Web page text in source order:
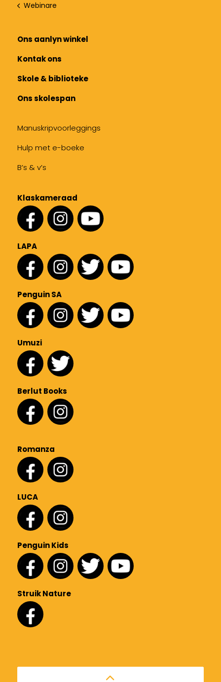
Webinare
Ons aanlyn winkel
Kontak ons
Skole & biblioteke
Ons skolespan
Manuskripvoorleggings
Hulp met e-boeke
B’s & v’s
Klaskameraad
LAPA
Penguin SA
Umuzi
Berlut Books
Romanza
LUCA
Penguin Kids
Struik Nature